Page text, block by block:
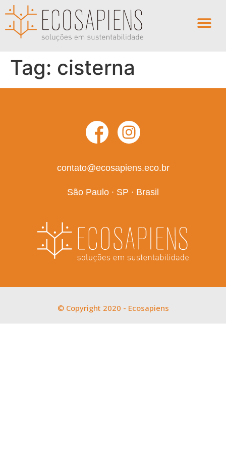
Tag: cisterna
contato@ecosapiens.eco.br
São Paulo ∙ SP ∙ Brasil
© Copyright 2020 - Ecosapiens